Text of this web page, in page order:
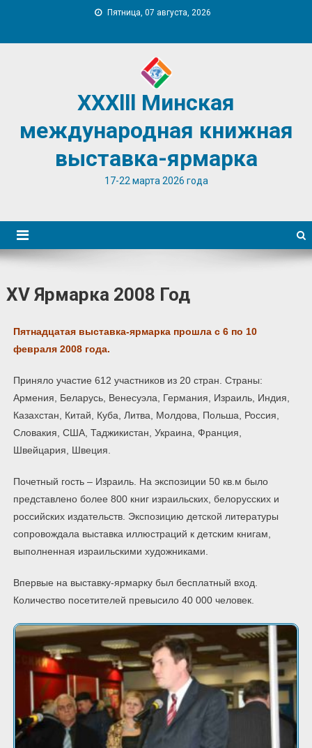
Пятница, 07 августа, 2026
XXXlll Минская
международная книжная
выставка-ярмарка
17-22 марта 2026 года
XV Ярмарка 2008 Год
Пятнадцатая выставка-ярмарка прошла с 6 по 10
февраля 2008 года.
Приняло участие 612 участников из 20 стран. Страны:
Армения, Беларусь, Венесуэла, Германия, Израиль, Индия,
Казахстан, Китай, Куба, Литва, Молдова, Польша, Россия,
Словакия, США, Таджикистан, Украина, Франция,
Швейцария, Швеция.
Почетный гость – Израиль. На экспозиции 50 кв.м было
представлено более 800 книг израильских, белорусских и
российских издательств. Экспозицию детской литературы
сопровождала выставка иллюстраций к детским книгам,
выполненная израильскими художниками.
Впервые на выставку-ярмарку был бесплатный вход.
Количество посетителей превысило 40 000 человек.